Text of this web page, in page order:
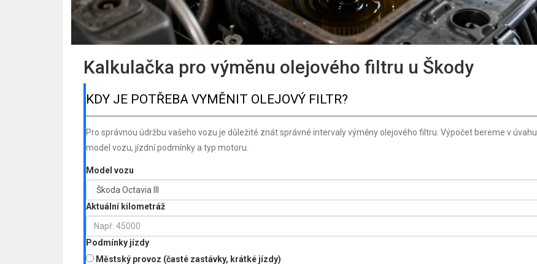
Kalkulačka pro výměnu olejového filtru u Škody
KDY JE POTŘEBA VYMĚNIT OLEJOVÝ FILTR?
Pro správnou údržbu vašeho vozu je důležité znát správné intervaly výměny olejového filtru. Výpočet bereme v úvahu
model vozu, jízdní podmínky a typ motoru.
Model vozu
Aktuální kilometráž
Podmínky jízdy
Městský provoz (časté zastávky, krátké jízdy)